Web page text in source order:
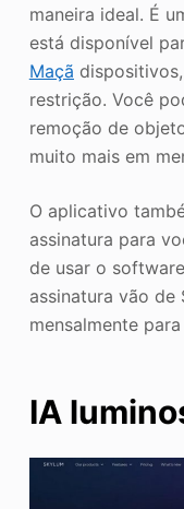
maneira ideal. É
está disponível
Maçã
restrição. Você
remoção de
muito mais em
O aplicativo
assinatura para
de usar o
assinatura vão de
mensalmente
IA